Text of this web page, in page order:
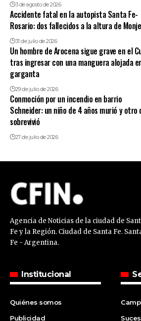
3 de agosto de 2026
Accidente fatal en la autopista Santa Fe-
Rosario: dos fallecidos a la altura de Monje
31 de julio de 2026
Un hombre de Arocena sigue grave en el
tras ingresar con una manguera alojada
garganta
29 de julio de 2026
Conmoción por un incendio en barrio
Schneider: un niño de 4 años murió y otro
sobrevivió
27 de julio de 2026
Agencia de Noticias de la ciudad de
Fe y la Región. Ciudad de Santa Fe.
Fe - Argentina.
Institucional
Quiénes somos
Publicidad